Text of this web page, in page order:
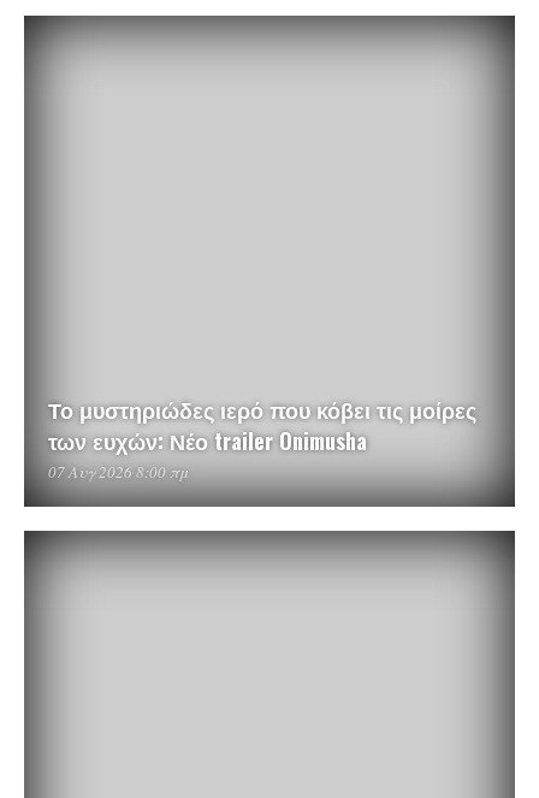
Το μυστηριώδες ιερό που κόβει τις μοίρες
των ευχών: Νέο trailer Onimusha
07 Αυγ 2026 8:00 πμ